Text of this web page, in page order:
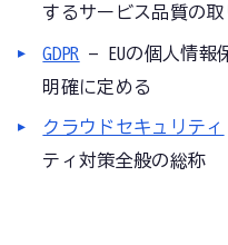
するサービス品質の取
GDPR
— EUの個人情報
明確に定める
クラウドセキュリティ
ティ対策全般の総称